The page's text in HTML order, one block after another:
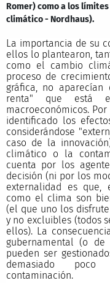
Romer) como a los
climático - Nordhaus).
La importancia de su
ellos lo plantearon,
como el cambio
proceso de
gráfica, no
renta" que está
macroeconómicos.
identificado los
considerándose
caso de la
climático o la
cuenta por los
decisión (ni por los
externalidad es que,
como el clima son
(el que uno los
y no excluibles (todos
ellos). La
gubernamental (o
pueden ser
demasiado poco
contaminación.